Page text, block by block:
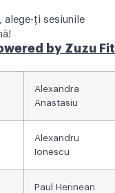
alege-ți sesiunile
by Zuzu
Alexandra
Anastasiu
Alexandru
Ionescu
Paul Herinean